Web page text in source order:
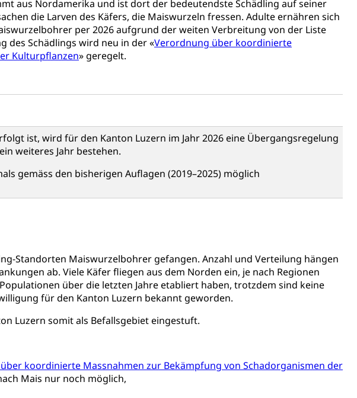
aus Nordamerika und ist dort der bedeutendste Schädling auf seiner
die Larven des Käfers, die Maiswurzeln fressen. Adulte ernähren sich
per 2026 aufgrund der weiten Verbreitung von der Liste
des Schädlings wird neu in der «Verordnung über koordinierte
Kulturpflanzen» geregelt.
ist, wird für den Kanton Luzern im Jahr 2026 eine Übergangsregelung
weiteres Jahr bestehen.
gemäss den bisherigen Auflagen (2019–2025) möglich
Standorten Maiswurzelbohrer gefangen. Anzahl und Verteilung hängen
ab. Viele Käfer fliegen aus dem Norden ein, je nach Regionen
über die letzten Jahre etabliert haben, trotzdem sind keine
für den Kanton Luzern bekannt geworden.
Luzern somit als Befallsgebiet eingestuft.
koordinierte Massnahmen zur Bekämpfung von Schadorganismen der
Mais nur noch möglich,
Zentralschweizer Filmförderung
Luzern Mobil
Schwerverkehrsabgabe, Langsamverkehr, Transportmittel, Auto, Motorrad,
elterliche Gewalt, elterliche Sorge